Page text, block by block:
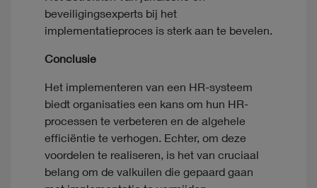
beveiligingsexperts bij het
implementatieproces is sterk aan te bevelen.
Conclusie
Het implementeren van een HR-systeem
biedt organisaties een kans om hun HR-
processen te verbeteren en de algehele
efficiëntie te verhogen. Echter, om deze
voordelen te realiseren, is het van cruciaal
belang om de valkuilen die gepaard gaan